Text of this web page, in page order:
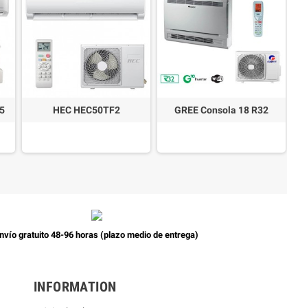
HEC HEC50TF2 GREE Consola 18 R32
gratuito 48-96 horas (plazo medio de entrega)
INFORMATION